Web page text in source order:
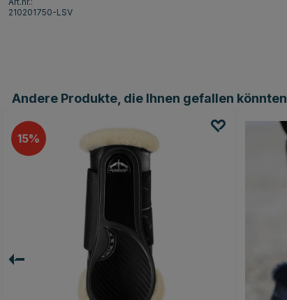
210201750-LSV
Andere Produkte, die Ihnen gefallen könnten
15